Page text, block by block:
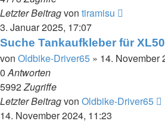
Letzter Beitragvon tiramisu
3. Januar 2025, 17:07
Suche Tankaufkleber für
von Oldbike-Driver65 » 14. November
0Antworten
5992Zugriffe
Letzter Beitragvon Oldbike-Driver65
14. November 2024, 11:23